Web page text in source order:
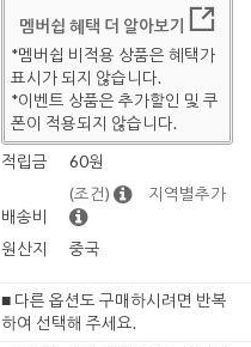
멤버쉽 혜택 더 알아보기
*멤버쉽 비적용 상품은 혜택가
표시가 되지 않습니다.
*이벤트 상품은 추가할인 및 쿠
폰이 적용되지 않습니다.
적립금
60원
배송비
(조건) 지역별추가
원산지 중국
■ 다른 옵션도 구매하시려면 반복
하여 선택해 주세요.